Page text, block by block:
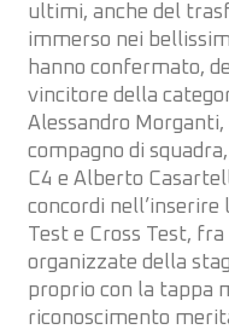
ultimi, anche del
immerso nei
hanno confermato,
vincitore della
Alessandro
compagno di
C4 e Alberto
concordi nell’inserire
Test e Cross Test,
organizzate della
proprio con la tappa
riconoscimento